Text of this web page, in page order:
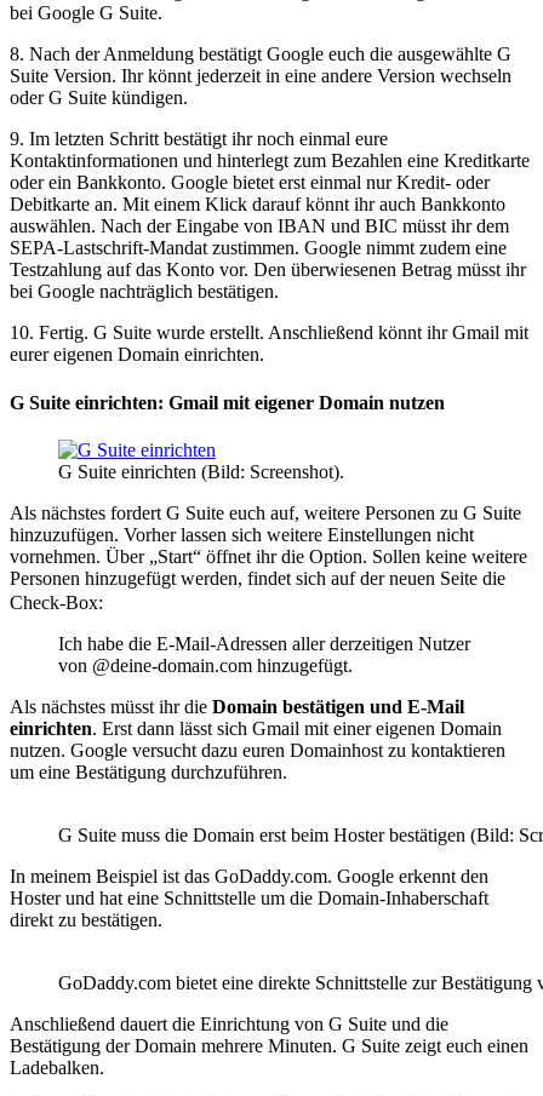
bei Google G Suite.
8. Nach der Anmeldung bestätigt Google euch die ausgewählte G
Suite Version. Ihr könnt jederzeit in eine andere Version wechseln
oder G Suite kündigen.
9. Im letzten Schritt bestätigt ihr noch einmal eure
Kontaktinformationen und hinterlegt zum Bezahlen eine Kreditkarte
oder ein Bankkonto. Google bietet erst einmal nur Kredit- oder
Debitkarte an. Mit einem Klick darauf könnt ihr auch Bankkonto
auswählen. Nach der Eingabe von IBAN und BIC müsst ihr dem
SEPA-Lastschrift-Mandat zustimmen. Google nimmt zudem eine
Testzahlung auf das Konto vor. Den überwiesenen Betrag müsst ihr
bei Google nachträglich bestätigen.
10. Fertig. G Suite wurde erstellt. Anschließend könnt ihr Gmail mit
eurer eigenen Domain einrichten.
G Suite einrichten: Gmail mit eigener Domain nutzen
G Suite einrichten (Bild: Screenshot).
Als nächstes fordert G Suite euch auf, weitere Personen zu G Suite
hinzuzufügen. Vorher lassen sich weitere Einstellungen nicht
vornehmen. Über „Start“ öffnet ihr die Option. Sollen keine weitere
Personen hinzugefügt werden, findet sich auf der neuen Seite die
Check-Box:
Ich habe die E-Mail-Adressen aller derzeitigen Nutzer
von @deine-domain.com hinzugefügt.
Als nächstes müsst ihr die Domain bestätigen und E-Mail
einrichten. Erst dann lässt sich Gmail mit einer eigenen Domain
nutzen. Google versucht dazu euren Domainhost zu kontaktieren
um eine Bestätigung durchzuführen.
G Suite muss die Domain erst beim Hoster bestätigen (Bild:
In meinem Beispiel ist das GoDaddy.com. Google erkennt den
Hoster und hat eine Schnittstelle um die Domain-Inhaberschaft
direkt zu bestätigen.
GoDaddy.com bietet eine direkte Schnittstelle zur
Anschließend dauert die Einrichtung von G Suite und die
Bestätigung der Domain mehrere Minuten. G Suite zeigt euch einen
Ladebalken.